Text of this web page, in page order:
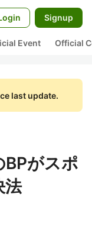
Signup
Event Official
last update.
BPがスポ
法